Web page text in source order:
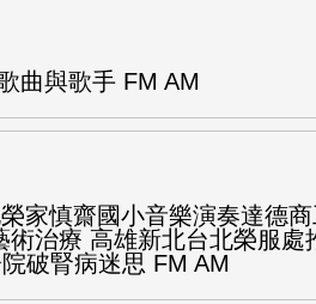
曲與歌手 FM AM
家慎齋國小音樂演奏達德
術治療 高雄新北台北榮服處
破腎病迷思 FM AM